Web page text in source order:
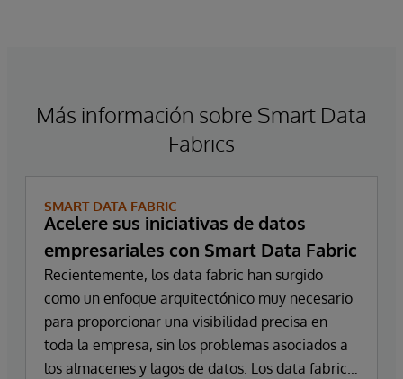
Más información sobre Smart Data
Fabrics
SMART DATA FABRIC
Acelere sus iniciativas de datos
empresariales con Smart Data Fabric
Recientemente, los data fabric han surgido
como un enfoque arquitectónico muy necesario
para proporcionar una visibilidad precisa en
toda la empresa, sin los problemas asociados a
los almacenes y lagos de datos. Los data fabrics